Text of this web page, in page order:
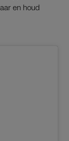
en houd